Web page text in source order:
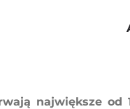
największe od